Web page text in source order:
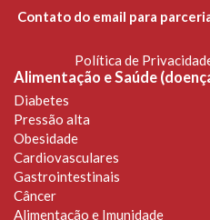
Contato do email para
Política de
Alimentação e Saúde
Diabetes
Pressão alta
Obesidade
Cardiovasculares
Gastrointestinais
Câncer
Alimentação e Imunidade